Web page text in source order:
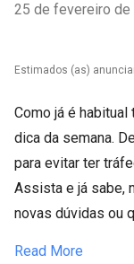
25 de fevereiro de
Estimados (as)
Como já é
dica da semana.
para evitar ter
Assista e já sabe,
novas dúvidas ou
Read More